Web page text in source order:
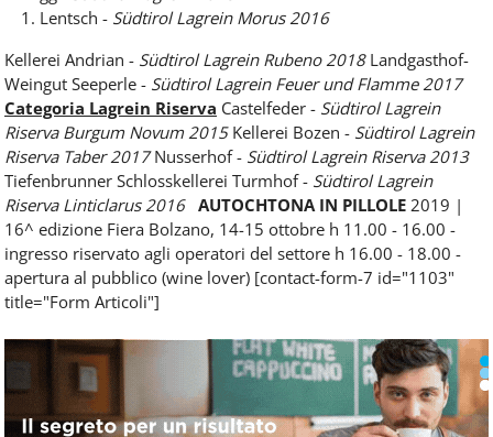
Lentsch - Südtirol Lagrein Morus 2016
Kellerei Andrian - Südtirol Lagrein Rubeno 2018Landgasthof-
Weingut Seeperle - Südtirol Lagrein Feuer und Flamme 2017
Categoria Lagrein Riserva Castelfeder - Südtirol Lagrein
Riserva Burgum Novum 2015Kellerei Bozen - Südtirol Lagrein
Riserva Taber 2017Nusserhof - Südtirol Lagrein Riserva 2013
Tiefenbrunner Schlosskellerei Turmhof - Südtirol Lagrein
Riserva Linticlarus 2016 AUTOCHTONA IN PILLOLE 2019 |
16^ edizione Fiera Bolzano, 14-15 ottobre h 11.00 - 16.00 -
ingresso riservato agli operatori del settore h 16.00 - 18.00 -
apertura al pubblico (wine lover) [contact-form-7 id="1103"
title="Form Articoli"]